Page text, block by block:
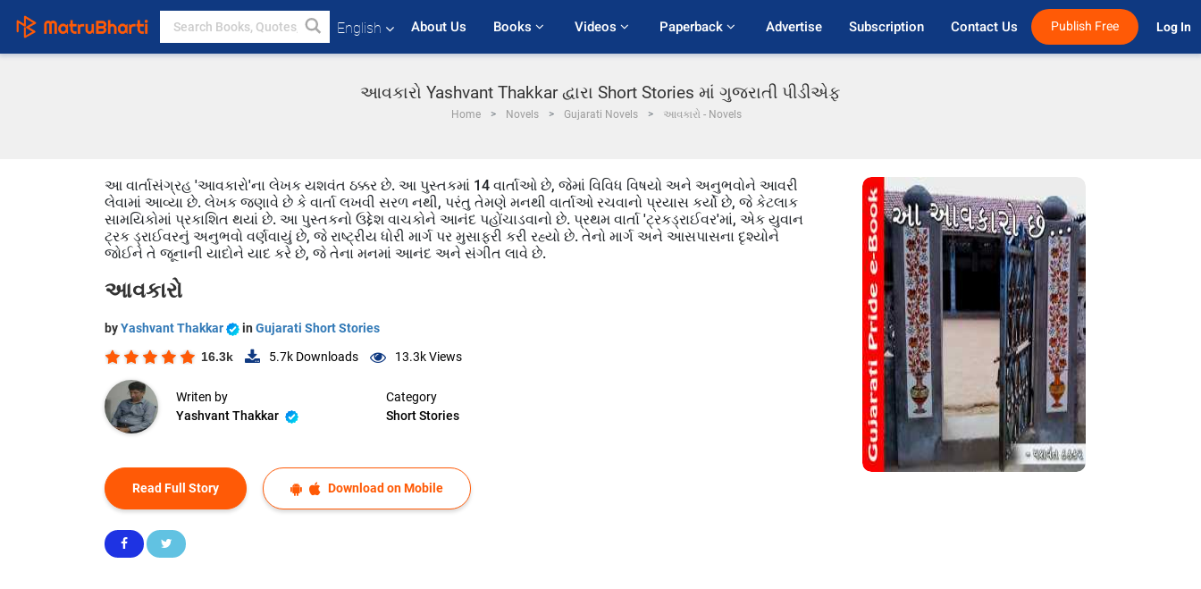
English About Us Books Videos Paperback Advertise Subscription Contact Us Publish Free Log In
આવકારો Yashvant Thakkar દ્વારા Short Stories માં ગુજરાતી પીડીએફ
Home Novels Gujarati Novels આવકારો - Novels
આ વાર્તાસંગ્રહ 'આવકારો'ના લેખક યશવંત ઠક્કર છે. આ પુસ્તકમાં 14 વાર્તાઓ છે, જેમાં વિવિધ વિષયો અને અનુભવોને આવરી
લેવામાં આવ્યા છે. લેખક જણાવે છે કે વાર્તા લખવી સરળ નથી, પરંતુ તેમણે મનથી વાર્તાઓ રચવાનો પ્રયાસ કર્યો છે, જે કેટલાક
સામયિકોમાં પ્રકાશિત થયાં છે. આ પુસ્તકનો ઉદ્દેશ વાચકોને આનંદ પહોંચાડવાનો છે. પ્રથમ વાર્તા 'ટ્રકડ્રાઈવર'માં, એક યુવાન
ટ્રક ડ્રાઈવરનું અનુભવો વર્ણવાયું છે, જે રાષ્ટ્રીય ધોરી માર્ગ પર મુસાફરી કરી રહ્યો છે. તેનો માર્ગ અને આસપાસના દૃશ્યોને
જોઈને તે જૂનાની યાદોને યાદ કરે છે, જે તેના મનમાં આનંદ અને સંગીત લાવે છે.
આવકારો
byYashvant Thakkar in Gujarati Short Stories
16.3k 5.7k Downloads 13.3kViews
Writen by
Yashvant Thakkar
Category
Short Stories
Read Full Story Download on Mobile